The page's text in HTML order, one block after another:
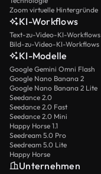
Zoom virtuelle Hintergründe
KI-Workflows
Text-zu-Video-KI-Workflows
Bild-zu-Video-KI-Workflows
KI-Modelle
Google Gemini Omni Flash
Google Nano Banana 2
Google Nano Banana 2 Lite
Seedance 2.0
Seedance 2.0 Fast
Seedance 2.0 Mini
Happy Horse 1.1
Seedream 5.0 Pro
Seedream 5.0 Lite
Happy Horse
Unternehmen